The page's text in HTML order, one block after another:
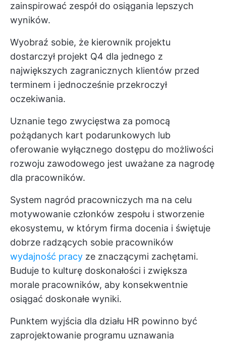
zainspirować zespół do osiągania lepszych
wyników.
Wyobraź sobie, że kierownik projektu
dostarczył projekt Q4 dla jednego z
największych zagranicznych klientów przed
terminem i jednocześnie przekroczył
oczekiwania.
Uznanie tego zwycięstwa za pomocą
pożądanych kart podarunkowych lub
oferowanie wyłącznego dostępu do możliwości
rozwoju zawodowego jest uważane za nagrodę
dla pracowników.
System nagród pracowniczych ma na celu
motywowanie członków zespołu i stworzenie
ekosystemu, w którym firma docenia i świętuje
dobrze radzących sobie pracowników
wydajność pracy ze znaczącymi zachętami.
Buduje to kulturę doskonałości i zwiększa
morale pracowników, aby konsekwentnie
osiągać doskonałe wyniki.
Punktem wyjścia dla działu HR powinno być
zaprojektowanie programu uznawania